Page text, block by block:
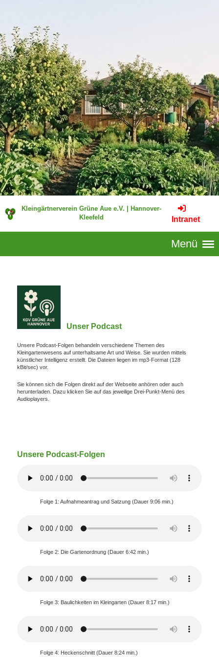
Kleingärtnerverein Grüne Aue e.V. | Hannover-
Kleefeld
Intranet
Menü
Unser Podcast
Unsere Podcast-Folgen behandeln verschiedene Themen des
Kleingartenwesens auf unterhaltsame Art und Weise. Sie wurden mittels
künstlicher Intelligenz erstellt. Die Dateien liegen im mp3-Format (128
kBit/sec) vor.
Sie können sich die Folgen direkt auf der Webseite anhören oder auch
herunterladen. Dazu klicken Sie auf das jeweilige Drei-Punkt-Menü des
Audioplayers.
Unsere Podcast-Folgen
Folge 1: Aufnahmeantrag und Satzung (Dauer 9:06 min.)
Folge 2: Die Gartenordnung (Dauer 6:42 min.)
Folge 3: Baulichkeiten im Kleingarten (Dauer 8:17 min.)
Folge 4: Heckenschnitt (Dauer 8:24 min.)